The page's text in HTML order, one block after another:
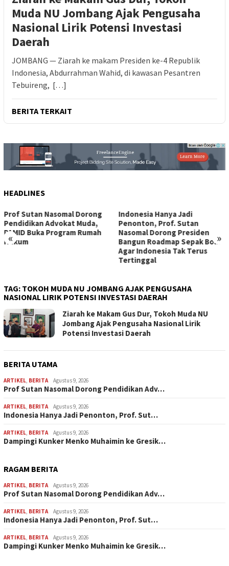
Muda NU Jombang Ajak Pengusaha
Nasional Lirik Potensi Investasi
Daerah
JOMBANG — Ziarah ke makam Presiden ke-4 Republik
Indonesia, Abdurrahman Wahid, di kawasan Pesantren
Tebuireng, […]
BERITA TERKAIT
HEADLINES
« »
Indonesia Hanya Jadi
Penonton, Prof. Sutan
Nasomal Dorong Presiden
Bangun Roadmap Sepak Bola
Dampingi Kunker Menko
Muhaimin ke Gresik,
Gresik Beri Pesan untuk
Generasi Muda
TAG: TOKOH MUDA NU JOMBANG AJAK PENGUSAHA
NASIONAL LIRIK POTENSI INVESTASI DAERAH
Ziarah ke Makam Gus Dur, Tokoh Muda NU
Jombang Ajak Pengusaha Nasional Lirik
Potensi Investasi Daerah
BERITA UTAMA
ARTIKEL, BERITA Agustus 9, 2026
Prof Sutan Nasomal Dorong Pendidikan Adv…
ARTIKEL, BERITA Agustus 9, 2026
Indonesia Hanya Jadi Penonton, Prof. Sut…
ARTIKEL, BERITA Agustus 9, 2026
Dampingi Kunker Menko Muhaimin ke Gresik…
RAGAM BERITA
ARTIKEL, BERITA Agustus 9, 2026
Prof Sutan Nasomal Dorong Pendidikan Adv…
ARTIKEL, BERITA Agustus 9, 2026
Indonesia Hanya Jadi Penonton, Prof. Sut…
ARTIKEL, BERITA Agustus 9, 2026
Dampingi Kunker Menko Muhaimin ke Gresik…